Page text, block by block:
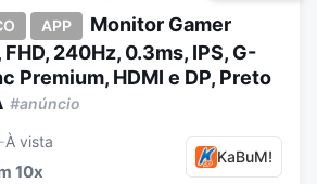
APP
Monitor Gamer
FHD, 240Hz, 0.3ms, IPS, G-
Premium, HDMI e DP, Preto
#anúncio
-À vista
10x
KaBuM!